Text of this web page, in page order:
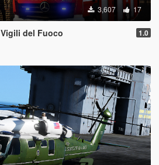
3,607 17
del Fuoco 1.0